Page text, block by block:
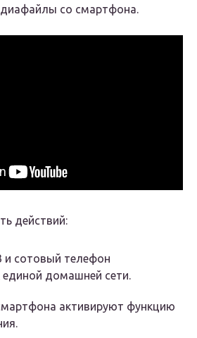
со смартфона.
действий:
и сотовый телефон
домашней сети.
активируют функцию